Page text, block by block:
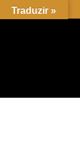
Traduzir »